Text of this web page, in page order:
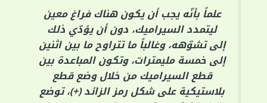
علماً بأنّه يجب أن يكون هناك فراغ معين
ليتمدد السيراميك، دون أن يؤدّي ذلك
إلى تشوّهه، وغالباً ما تتراوح ما بين اثنين
إلى خمسة مليمترات، وتكون المباعدة بين
قطع السيراميك من خلال وضع قطع
بلاستيكية على شكل رمز الزائد (+)، توضع